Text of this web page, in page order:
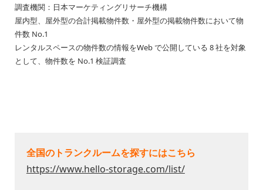
調査機関：日本マーケティングリサーチ機構
屋内型、屋外型の合計掲載物件数・屋外型の掲載物件数において物
件数 No.1
レンタルスペースの物件数の情報をWeb で公開している 8 社を対象
として、物件数を No.1 検証調査
全国のトランクルームを探すにはこちら
https://www.hello-storage.com/list/